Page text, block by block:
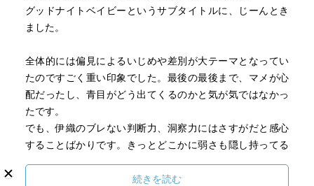
グッドナイトベイビーというサブタイトルに、じーんとき
ました。
全体的には偏見によるいじめや差別が大テーマとなってい
たのですごく重い印象でした。最後の最後まで、マメが心
配だったし、青目がどう出てくるのかと気が気ではなかっ
たです。
でも、伊織のブレない判断力、洞察力にはさすがだと感心
することばかりです。きっとどこかに弱さも隠し持ってる
続きを読む